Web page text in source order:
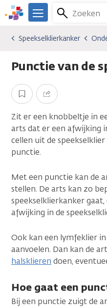
Overslaan
en
gaan
We
er
je.
Zoeken
Menu
Kankersoorten
Speekselklierkanker
Onderzoeken
Speekselklierkanker
Punctie van de
Opslaan Delen
Zit er een knobbeltje in
arts dat er een afwijking
cellen uit de
punctie.
Met een punctie kan de
stellen. De arts kan zo
speekselklierkanker
afwijking in de
Ook kan een lymfeklier
aanvoelen. Dan kan de
halsklieren doen,
Hoe gaat een
Bij een punctie zuigt de